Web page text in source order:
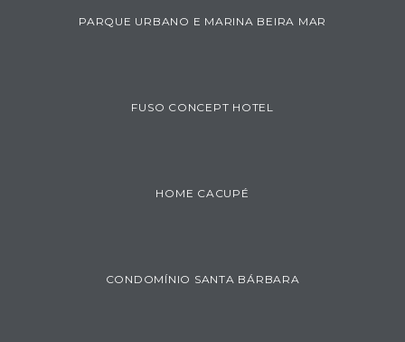
PARQUE URBANO E MARINA BEIRA MAR
FUSO CONCEPT HOTEL
HOME CACUPÉ
CONDOMÍNIO SANTA BÁRBARA